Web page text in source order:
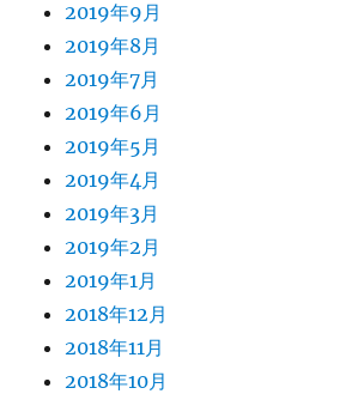
2019年9月
2019年8月
2019年7月
2019年6月
2019年5月
2019年4月
2019年3月
2019年2月
2019年1月
2018年12月
2018年11月
2018年10月